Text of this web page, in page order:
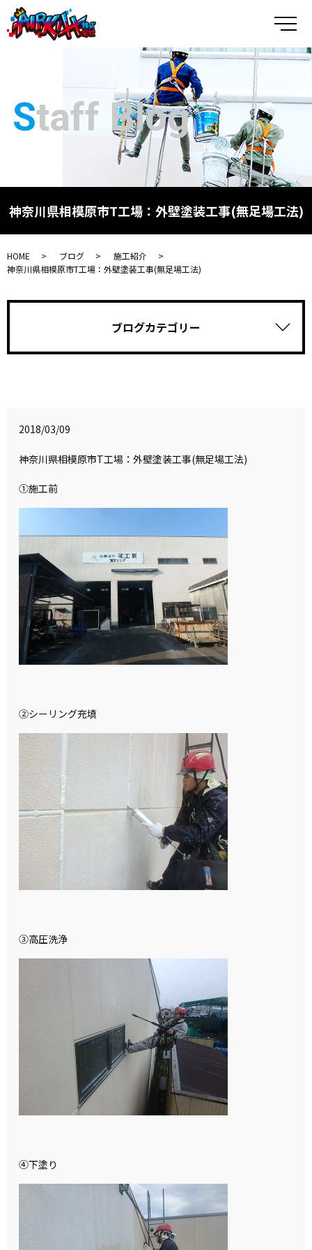
メ
Staff Blog
神奈川県相模原市T工場：外壁塗装工事(無足場工法)
HOME ブログ
施工紹介
神奈川県相模原市T工場：外壁塗装工事(無足場工法)
ブログカテゴリー
2018/03/09
神奈川県相模原市T工場：外壁塗装工事(無足場工法)
①施工前
②シーリング充填
③高圧洗浄
④下塗り